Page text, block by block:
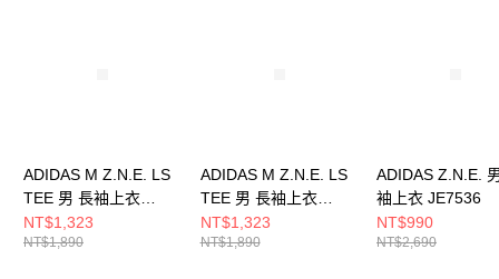
ADIDAS M Z.N.E. LS
TEE 男 長袖上衣
KE4902
NT$1,323
NT$1,890
ADIDAS M Z.N.E. LS
TEE 男 長袖上衣
KE4903
NT$1,323
NT$1,890
ADIDAS Z.N.E.
袖上衣 JE7536
NT$990
NT$2,690